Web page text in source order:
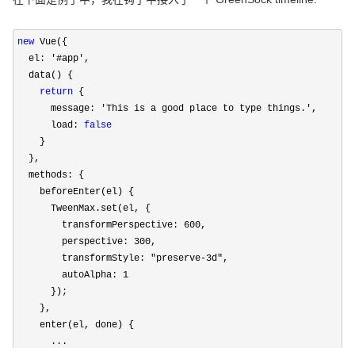
new Vue({
  el:
'#app' ,
  data() {
return {
      message:
'This is a good place to type things.' ,
      load:
false
    }
  },
  methods: {
    beforeEnter(el) {
      TweenMax.set(el, {
        transformPerspective:
600,
        perspective:
300,
        transformStyle:
"preserve-3d" ,
        autoAlpha:
1
      });
    },
    enter(el, done) {
      ...